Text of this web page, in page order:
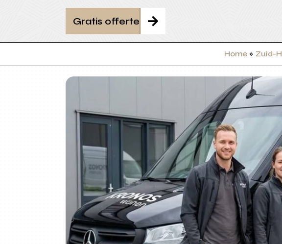

Gratis offerte
Home » Zuid-